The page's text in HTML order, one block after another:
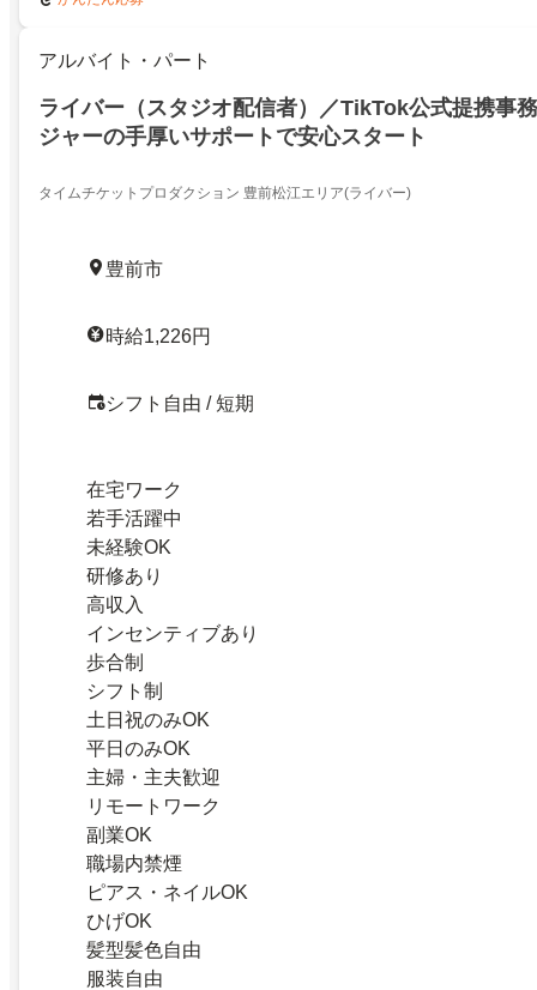
アルバイト・パート
ライバー（スタジオ配信者）／TikTok公式提携事
ジャーの手厚いサポートで安心スタート
タイムチケットプロダクション 豊前松江エリア(ライバー)
豊前市
時給1,226円
シフト自由 / 短期
在宅ワーク
若手活躍中
未経験OK
研修あり
高収入
インセンティブあり
歩合制
シフト制
土日祝のみOK
平日のみOK
主婦・主夫歓迎
リモートワーク
副業OK
職場内禁煙
ピアス・ネイルOK
ひげOK
髪型髪色自由
服装自由